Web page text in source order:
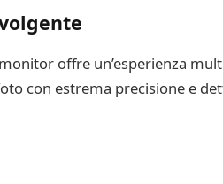
offre un’esperienza
con estrema precisione e